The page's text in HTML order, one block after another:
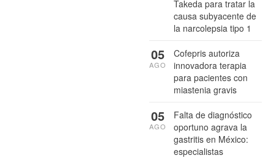
Takeda para tratar la
causa subyacente de
la narcolepsia tipo 1
Cofepris autoriza
innovadora terapia
para pacientes con
miastenia gravis
05
AGO
Falta de diagnóstico
oportuno agrava la
gastritis en México:
especialistas
05
AGO